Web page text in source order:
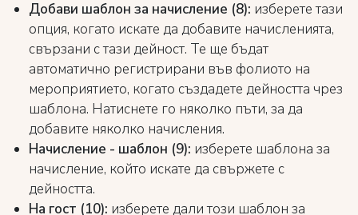
Добави шаблон за начисление (8): изберете тази
опция, когато искате да добавите начисленията,
свързани с тази дейност. Те ще бъдат
автоматично регистрирани във фолиото на
мероприятието, когато създадете дейността чрез
шаблона. Натиснете го няколко пъти, за да
добавите няколко начисления.
Начисление - шаблон (9): изберете шаблона за
начисление, който искате да свържете с
дейността.
На гост (10): изберете дали този шаблон за